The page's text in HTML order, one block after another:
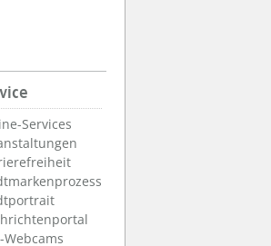
Services
Webcams